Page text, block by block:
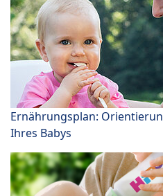
Ernährungsplan:
Ihres Babys